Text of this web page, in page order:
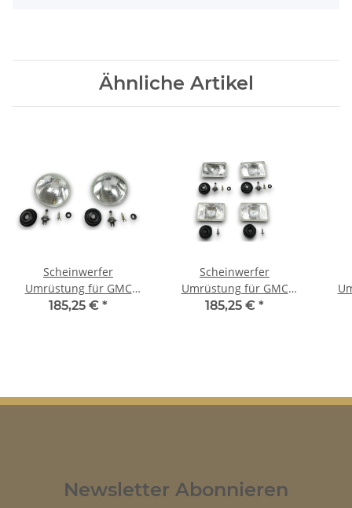
Ähnliche Artikel
Scheinwerfer
Umrüstung für GMC
Jimmy US-Modelle auf185,25 € *
Scheinwerfer
Umrüstung für GMC
Sierra US-Modelle auf
185,25 € *
Newsletter Abonnieren